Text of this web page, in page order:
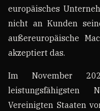
europäisches
nicht an Kunden
außereuropäische
akzeptiert das.
Im November
leistungsfähigsten
Vereinigten Staaten